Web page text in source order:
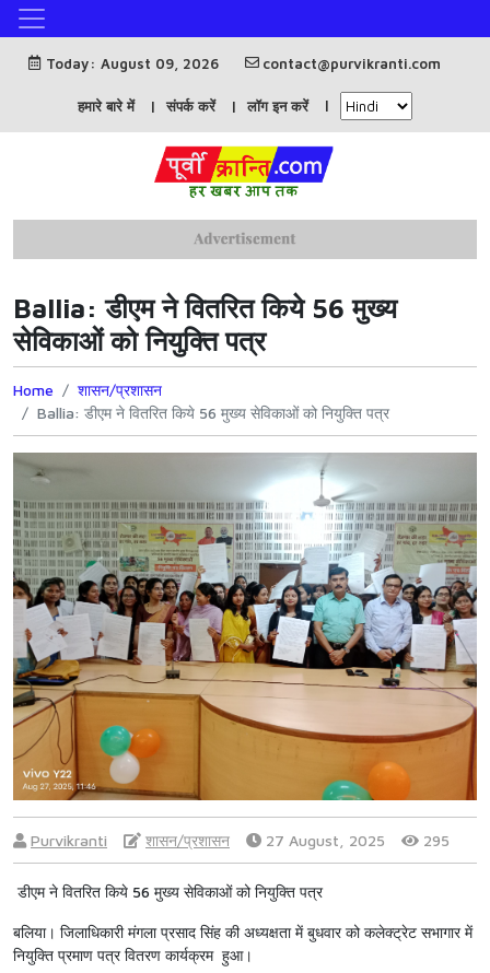
Today: August 09, 2026 contact@purvikranti.com
हमारे बारे में संपर्क करें लॉग इन करें
Ballia: डीएम ने वितरित किये 56 मुख्य
सेविकाओं को नियुक्ति पत्र
Home
शासन/प्रशासन
Ballia: डीएम ने वितरित किये 56 मुख्य सेविकाओं को नियुक्ति पत्र
Purvikranti शासन/प्रशासन 27 August, 2025 295
डीएम ने वितरित किये 56 मुख्य सेविकाओं को नियुक्ति पत्र
बलिया। जिलाधिकारी मंगला प्रसाद सिंह की अध्यक्षता में बुधवार को कलेक्ट्रेट सभागार में
नियुक्ति प्रमाण पत्र वितरण कार्यक्रम हुआ।